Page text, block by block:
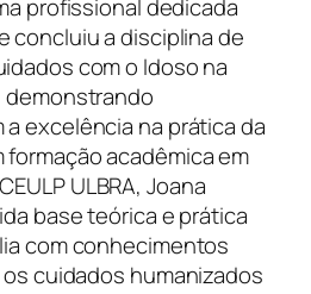
profissional dedicada
concluiu a disciplina de
com o Idoso na
demonstrando
excelência na prática da
acadêmica em
ULBRA, Joana
base teórica e prática
com conhecimentos
cuidados humanizados